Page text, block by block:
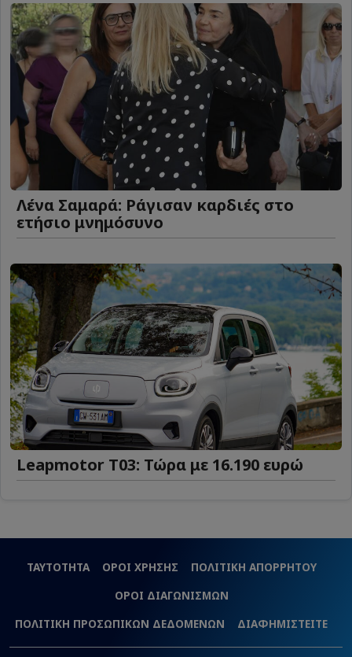
Λένα Σαμαρά: Ράγισαν καρδιές στο
ετήσιο μνημόσυνο
Leapmotor T03: Τώρα με 16.190 ευρώ
ΤΑΥΤΟΤΗΤΑ ΟΡΟΙ ΧΡΗΣΗΣ
ΠΟΛΙΤΙΚΗ ΑΠΟΡΡΗΤΟΥ
ΟΡΟΙ ΔΙΑΓΩΝΙΣΜΩΝ
ΠΟΛΙΤΙΚΗ ΠΡΟΣΩΠΙΚΩΝ ΔΕΔΟΜΕΝΩΝ
ΔΙΑΦΗΜΙΣΤΕΙΤΕ